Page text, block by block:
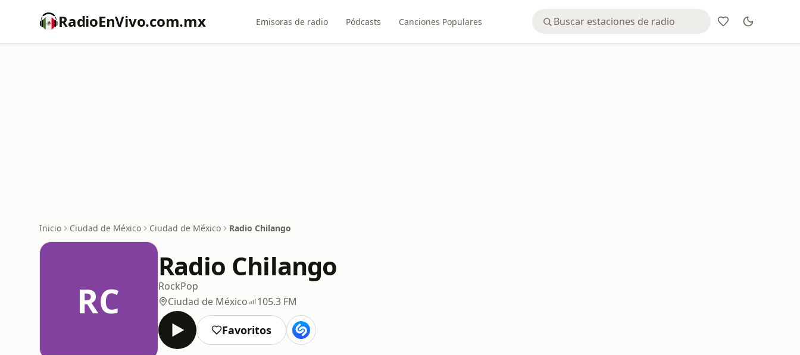
RadioEnVivo.com.mx Emisoras de radio Pódcasts Canciones Populares
Inicio Ciudad de México Ciudad de México Radio Chilango
RC
Radio Chilango
RockPop
Ciudad de México
105.3 FM
Favoritos